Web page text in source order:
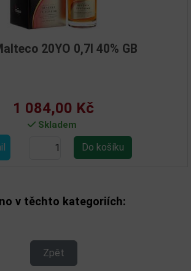
0,7l 40% GB
Kč
v těchto kategoriích:
Zpět